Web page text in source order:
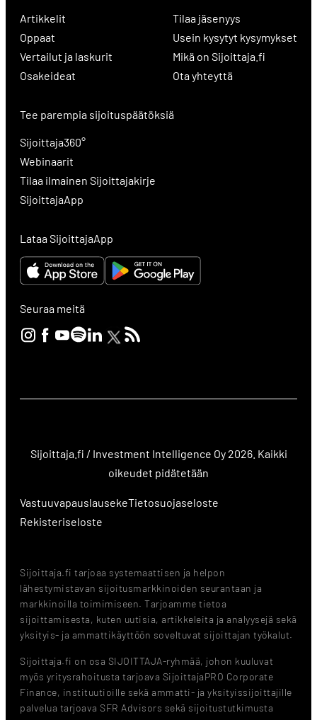
Artikkelit
Oppaat
Vertailut ja laskurit
Osakeideat
Tilaa jäsenyys
Usein kysytyt kysymykset
Mikä on Sijoittaja.fi
Ota yhteyttä
Tee parempia sijoituspäätöksiä
Sijoittaja360°
Webinaarit
Tilaa ilmainen Sijoittajakirje
SijoittajaApp
Lataa SijoittajaApp
Seuraa meitä
Sijoittaja.fi / Investment Intelligence Oy 2026. Kaikki
oikeudet pidätetään
VastuuvapauslausekeTietosuojaseloste
Rekisteriseloste
Sijoittaja.fi tarjoaa systemaattisen ja helpon
lähestymistavan sijoitusmarkkinoiden seurantaan ja
markkinoilla toimimiseen. Tarjoamme tietoa
sijoittamisesta, kuten uutisia, artikkeleita ja analyysejä sekä
yksityis- ja ammattikäyttöön soveltuvat sijoittajan työkalut.
Sijoittaja.fi on osa SIJOITTAJA-ryhmää, johon kuuluvat
myös yritysrahoitusta tarjoava SijoittajaPRO Corporate
Finance, instituutioille sekä ammatti- ja yksityissijoittajille
palvelua tarjoava SFR Advisors sekä sijoitustutkimusta